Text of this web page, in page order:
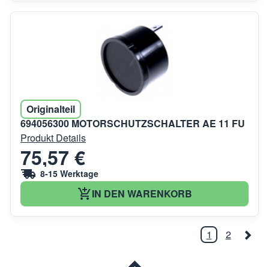
Originalteil
694056300 MOTORSCHUTZSCHALTER AE 11 FU
Produkt Details
75,57 €
8-15 Werktage
IN DEN WARENKORB
1 2